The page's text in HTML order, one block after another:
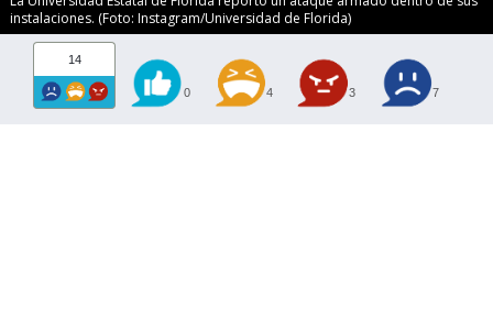
instalaciones. (Foto: Instagram/Universidad de Florida)
14
0 4 3 7